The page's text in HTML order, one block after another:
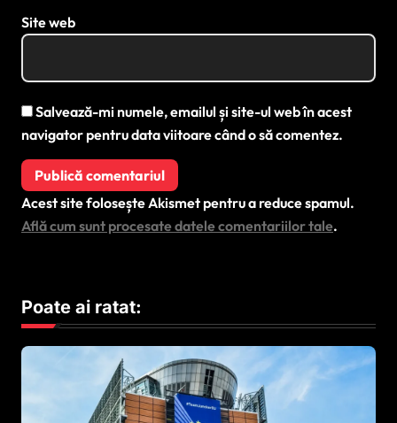
Site web
Salvează-mi numele, emailul și site-ul web în acest
navigator pentru data viitoare când o să comentez.
Acest site folosește Akismet pentru a reduce spamul.
Află cum sunt procesate datele comentariilor tale.
Poate ai ratat: